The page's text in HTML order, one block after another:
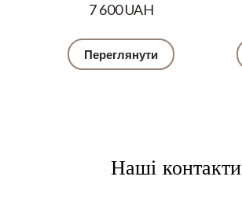
7 600 UAH
Переглянути
Наші контакти